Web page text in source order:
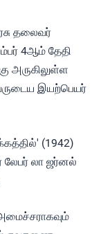
தலைவர்
4ஆம் தேதி
அருகிலுள்ள
இயற்பெயர்
(1942)
லேபர் லா ஜர்னல்